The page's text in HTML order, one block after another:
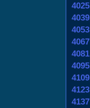
4025
4039
4053
4067
4081
4095
4109
4123
4137